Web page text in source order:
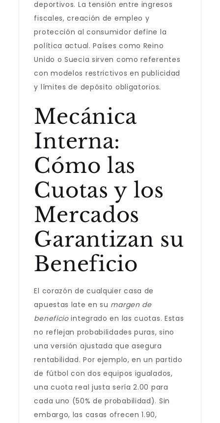
deportivos. La tensión entre ingresos
fiscales, creación de empleo y
protección al consumidor define la
política actual. Países como Reino
Unido o Suecia sirven como referentes
con modelos restrictivos en publicidad
y límites de depósito obligatorios.
Mecánica
Interna:
Cómo las
Cuotas y los
Mercados
Garantizan su
Beneficio
El corazón de cualquier casa de
apuestas late en su margen de
beneficiointegrado en las cuotas. Estas
no reflejan probabilidades puras, sino
una versión ajustada que asegura
rentabilidad. Por ejemplo, en un partido
de fútbol con dos equipos igualados,
una cuota real justa sería 2.00 para
cada uno (50% de probabilidad). Sin
embargo, las casas ofrecen 1.90,